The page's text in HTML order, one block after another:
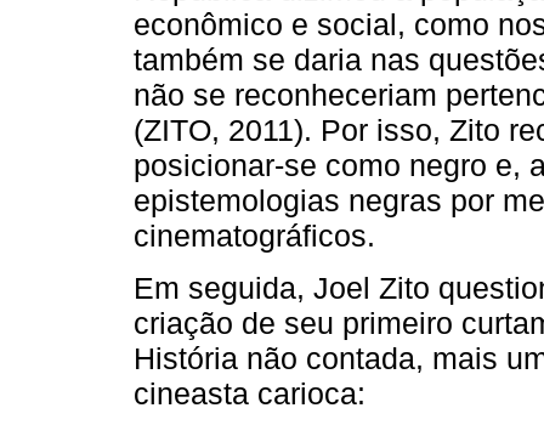
econômico e social, como
também se daria nas
não se reconheceriam
(ZITO, 2011). Por isso, Zito
posicionar-se como negro e,
epistemologias negras por
cinematográficos.
Em seguida, Joel Zito
criação de seu primeiro
História não contada, mais
cineasta carioca: